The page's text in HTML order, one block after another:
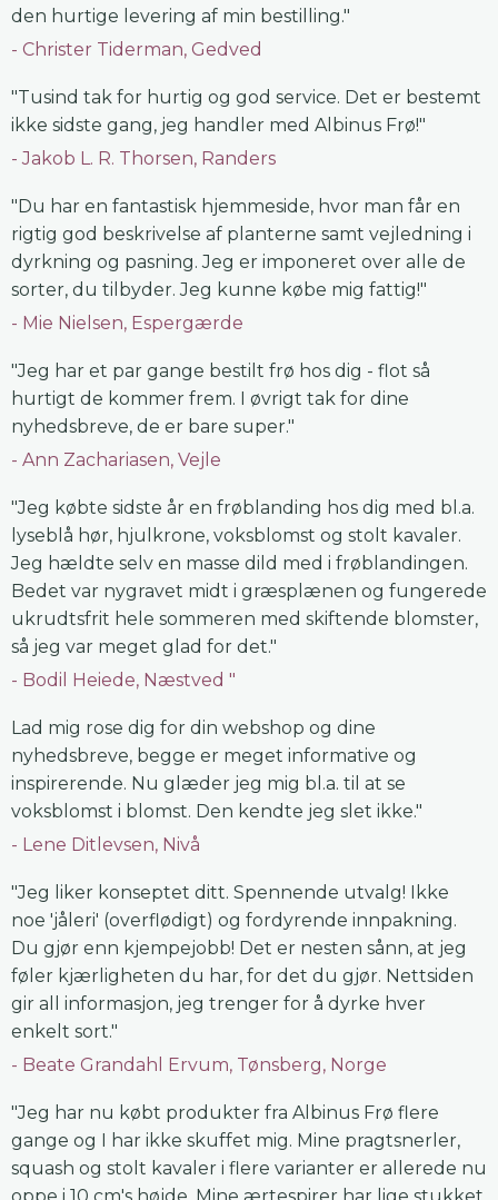
den hurtige levering af min bestilling."
Christer Tiderman, Gedved
"Tusind tak for hurtig og god service. Det er bestemt
ikke sidste gang, jeg handler med Albinus Frø!"
Jakob L. R. Thorsen, Randers
"Du har en fantastisk hjemmeside, hvor man får en
rigtig god beskrivelse af planterne samt vejledning i
dyrkning og pasning. Jeg er imponeret over alle de
sorter, du tilbyder. Jeg kunne købe mig fattig!"
Mie Nielsen, Espergærde
"Jeg har et par gange bestilt frø hos dig - flot så
hurtigt de kommer frem. I øvrigt tak for dine
nyhedsbreve, de er bare super."
Ann Zachariasen, Vejle
"Jeg købte sidste år en frøblanding hos dig med bl.a.
lyseblå hør, hjulkrone, voksblomst og stolt kavaler.
Jeg hældte selv en masse dild med i frøblandingen.
Bedet var nygravet midt i græsplænen og fungerede
ukrudtsfrit hele sommeren med skiftende blomster,
så jeg var meget glad for det."
Bodil Heiede, Næstved "
Lad mig rose dig for din webshop og dine
nyhedsbreve, begge er meget informative og
inspirerende. Nu glæder jeg mig bl.a. til at se
voksblomst i blomst. Den kendte jeg slet ikke."
Lene Ditlevsen, Nivå
"Jeg liker konseptet ditt. Spennende utvalg! Ikke
noe 'jåleri' (overflødigt) og fordyrende innpakning.
Du gjør enn kjempejobb! Det er nesten sånn, at jeg
føler kjærligheten du har, for det du gjør. Nettsiden
gir all informasjon, jeg trenger for å dyrke hver
enkelt sort."
Beate Grandahl Ervum, Tønsberg, Norge
"Jeg har nu købt produkter fra Albinus Frø flere
gange og I har ikke skuffet mig. Mine pragtsnerler,
squash og stolt kavaler i flere varianter er allerede nu